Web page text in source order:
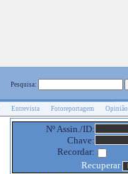
Pesquisa:
Entrevista Fotoreportagem Opinião
Nº Assin./ID:
Chave:
Recordar:
Recuperar